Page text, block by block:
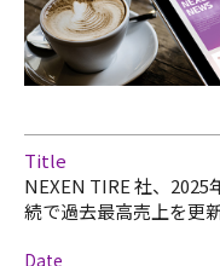
Title
NEXEN TIRE 社、2025
続で過去最高売上を更
Date